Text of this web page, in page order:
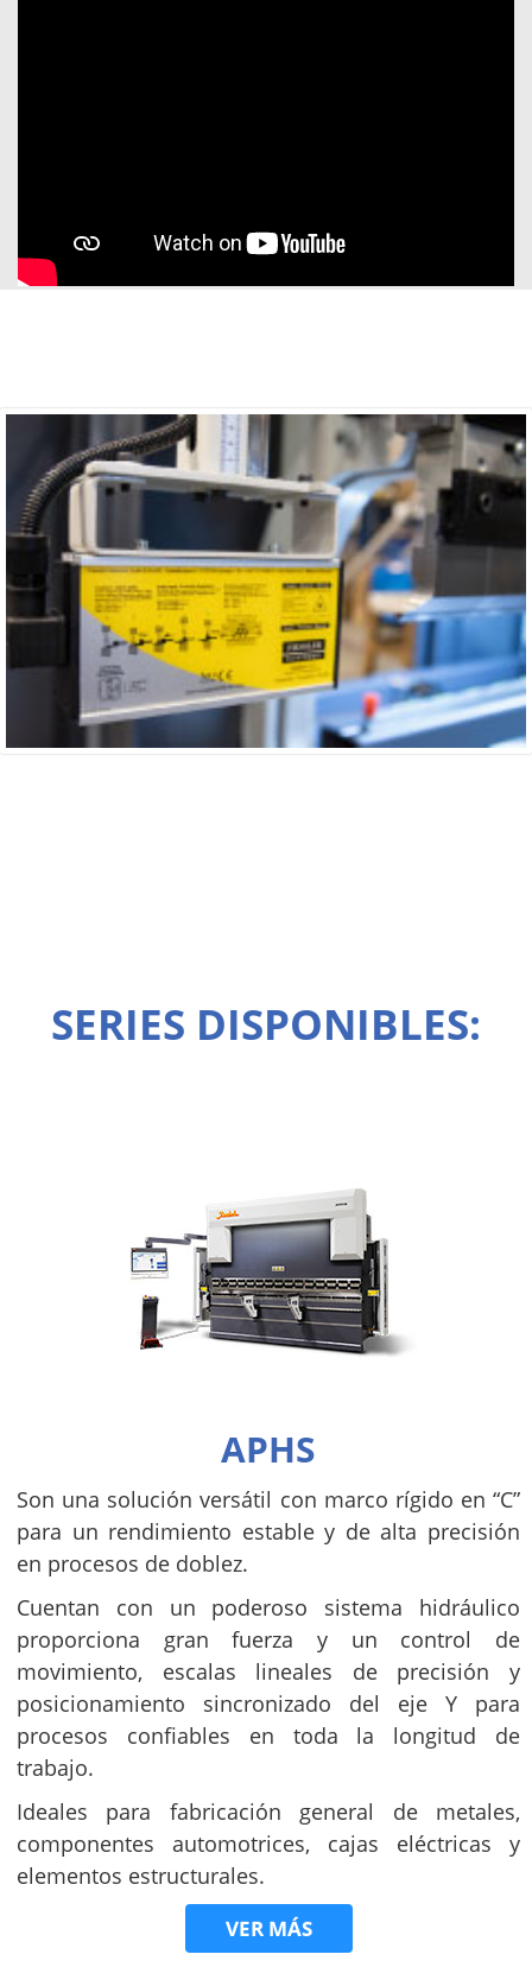
SERIES DISPONIBLES:
APHS
Son una solución versátil con marco rígido en “C”
para un rendimiento estable y de alta precisión
en procesos de doblez.
Cuentan con un poderoso sistema hidráulico
proporciona gran fuerza y un control de
movimiento, escalas lineales de precisión y
posicionamiento sincronizado del eje Y para
procesos confiables en toda la longitud de
trabajo.
Ideales para fabricación general de metales,
componentes automotrices, cajas eléctricas y
elementos estructurales.
VER MÁS